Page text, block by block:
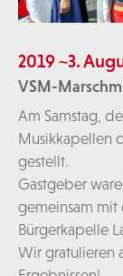
2019 ~3.
VSM-
Am Samstag,
Musikkapellen
gestellt.
Gastgeber
gemeinsam mit
Bürgerkapelle
Wir gratulieren